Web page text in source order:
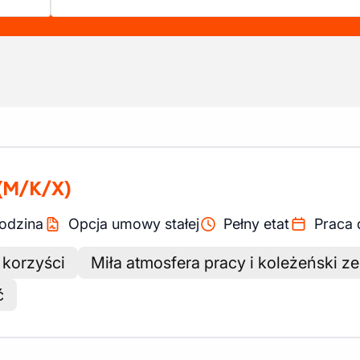
K/X)
Opcja umowy stałej Pełny etat Praca
Miła atmosfera pracy i koleżeński